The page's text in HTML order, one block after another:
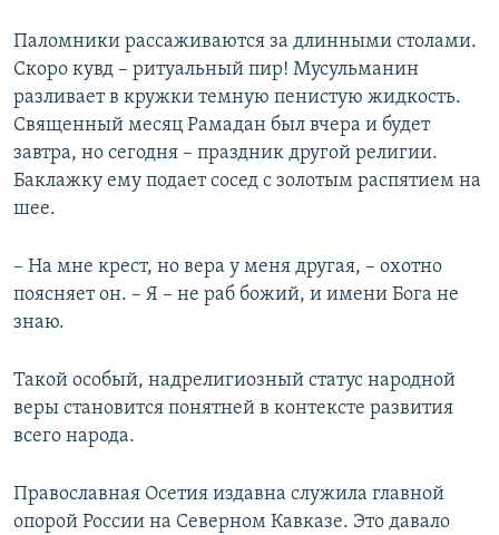
Паломники рассаживаются за длинными столами.
Скоро кувд – ритуальный пир! Мусульманин
разливает в кружки темную пенистую жидкость.
Священный месяц Рамадан был вчера и будет
завтра, но сегодня – праздник другой религии.
Баклажку ему подает сосед с золотым распятием на
шее.
– На мне крест, но вера у меня другая, – охотно
поясняет он. – Я – не раб божий, и имени Бога не
знаю.
Такой особый, надрелигиозный статус народной
веры становится понятней в контексте развития
всего народа.
Православная Осетия издавна служила главной
опорой России на Северном Кавказе. Это давало